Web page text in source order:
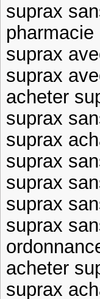
suprax
pharmacie
suprax
suprax
acheter
suprax
suprax
suprax
suprax
suprax
suprax
acheter
suprax